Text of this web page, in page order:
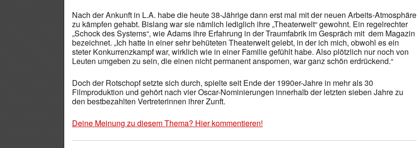
Nach der Ankunft in L.A. habe die heute 38-Jährige dann erst mal mit der neuen Arbeits-Atmosphäre
zu kämpfen gehabt. Bislang war sie nämlich lediglich ihre „Theaterwelt“ gewohnt. Ein regelrechter
„Schock des Systems“, wie Adams ihre Erfahrung in der Traumfabrik im Gespräch mit dem Magazin
bezeichnet. „Ich hatte in einer sehr behüteten Theaterwelt gelebt, in der ich mich, obwohl es ein
steter Konkurrenzkampf war, wirklich wie in einer Familie gefühlt habe. Also plötzlich nur noch von
Leuten umgeben zu sein, die einen nicht permanent anspornen, war ganz schön erdrückend.“
Doch der Rotschopf setzte sich durch, spielte seit Ende der 1990er-Jahre in mehr als 30
Filmproduktion und gehört nach vier Oscar-Nominierungen innerhalb der letzten sieben Jahre zu
den bestbezahlten Vertreterinnen ihrer Zunft.
Deine Meinung zu diesem Thema? Hier kommentieren!